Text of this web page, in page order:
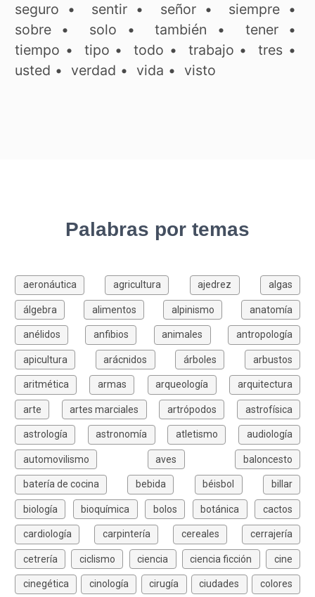
seguro • sentir • señor• siempre •
sobre • solo •también • tener•
tiempo • tipo •todo • trabajo •tres •
usted • verdad • vida • visto
Palabras por temas
aeronáutica agricultura ajedrez algas
álgebra alimentos alpinismo anatomía
anélidos anfibios animales antropología
apicultura arácnidos árboles arbustos
aritmética armas arqueología arquitectura
arte artes marciales artrópodos astrofísica
astrología astronomía atletismo audiología
automovilismo aves baloncesto
batería de cocina bebida béisbol billar
biología bioquímica bolos botánica cactos
cardiología carpintería cereales cerrajería
cetrería ciclismo ciencia ciencia ficción cine
cinegética cinología cirugía ciudades colores